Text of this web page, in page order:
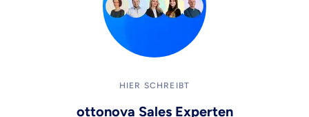
HIER SCHREIBT
ottonova Sales Experten